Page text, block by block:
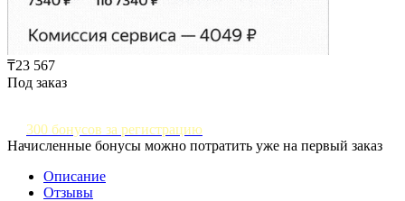
₸23 567
Под заказ
300 бонусов за регистрацию
Начисленные бонусы можно потратить уже на первый заказ
Описание
Отзывы